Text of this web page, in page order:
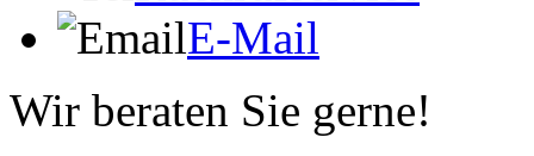
E-Mail
Wir beraten Sie gerne!